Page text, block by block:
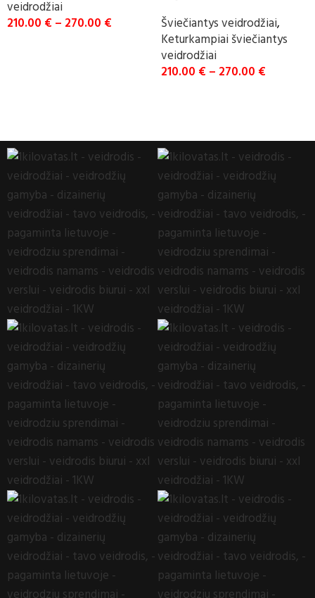
veidrodžiai
210.00 € – 270.00 € Šviečiantys veidrodžiai,
Keturkampiai šviečiantys
veidrodžiai
210.00 € – 270.00 €